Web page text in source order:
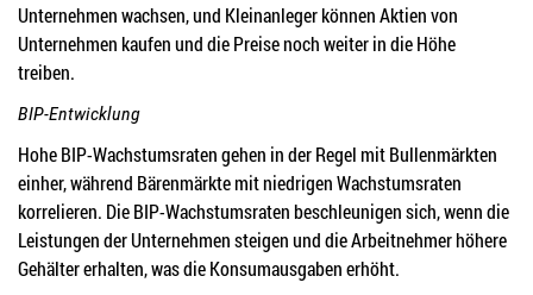
Unternehmen wachsen, und Kleinanleger können Aktien von
Unternehmen kaufen und die Preise noch weiter in die Höhe
treiben.
BIP-Entwicklung
Hohe BIP-Wachstumsraten gehen in der Regel mit Bullenmärkten
einher, während Bärenmärkte mit niedrigen Wachstumsraten
korrelieren. Die BIP-Wachstumsraten beschleunigen sich, wenn die
Leistungen der Unternehmen steigen und die Arbeitnehmer höhere
Gehälter erhalten, was die Konsumausgaben erhöht.